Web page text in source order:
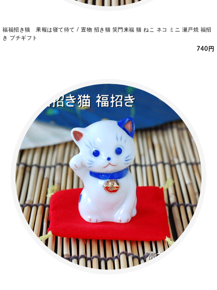
福福招き猫 果報は寝て待て / 置物 招き猫 笑門来福 猫 ねこ ネコ ミニ 瀬戸焼 福招
き プチギフト
740円